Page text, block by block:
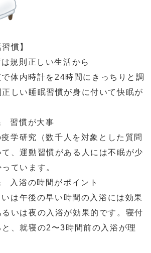
慣】
規則正しい生活から
内時計を24時間にきっちりと調
しい睡眠習慣が身に付いて快眠が
習慣が大事
研究（数千人を対象とした質問
、運動習慣がある人には不眠が少
ています。
浴の時間がポイント
午後の早い時間の入浴には効果
いは夜の入浴が効果的です。寝付
、就寝の2〜3時間前の入浴が理